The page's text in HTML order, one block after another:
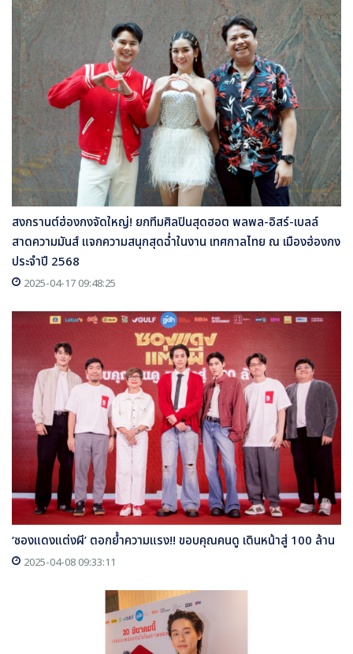
สงกรานต์ฮ่องกงจัดใหญ่! ยกทีมศิลปินสุดฮอต พลพล-อิสร์-เบลล์
สาดความมันส์ แจกความสนุกสุดฉ่ำในงาน เทศกาลไทย ณ เมืองฮ่องกง
ประจำปี 2568
2025-04-17 09:48:25
‘ซองแดงแต่งผี’ ตอกย้ำความแรง!! ขอบคุณคนดู เดินหน้าสู่ 100 ล้าน
2025-04-08 09:33:11